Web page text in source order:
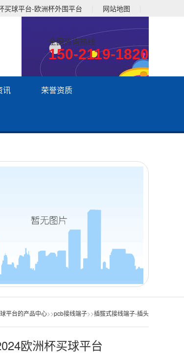
买球平台-欧洲杯外围平台 网站地图
全国咨询热线
150-2119-1820
讯 荣誉资质
平台的产品中心>>pcb接线端子>>插拔式接线端子-插头
欧洲杯买球平台